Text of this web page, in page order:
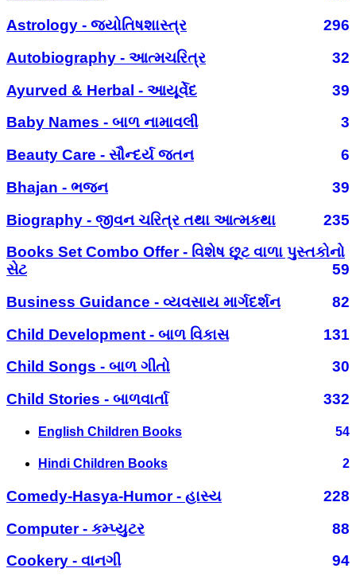
Astrology - જ્યોતિષશાસ્ત્ર
296
Autobiography - આત્મચરિત્ર
32
Ayurved & Herbal - આયૂર્વેદ
39
Baby Names - બાળ નામાવલી
3
Beauty Care - સૌન્દર્ય જતન
6
Bhajan - ભજન
39
Biography - જીવન ચરિત્ર તથા આત્મકથા
235
Books Set Combo Offer - વિશેષ છૂટ વાળા પુસ્તકોનો
સેટ
59
Business Guidance - વ્યવસાય માર્ગદર્શન
82
Child Development - બાળ વિકાસ
131
Child Songs - બાળ ગીતો
30
Child Stories - બાળવાર્તા
332
English Children Books 54
Hindi Children Books 2
Comedy-Hasya-Humor - હાસ્ય
228
Computer - કમ્પ્યુટર
88
Cookery - વાનગી
94